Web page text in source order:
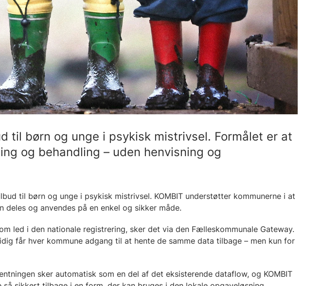
børn og unge i psykisk mistrivsel. Formålet er at
og behandling – uden henvisning og
til børn og unge i psykisk mistrivsel. KOMBIT understøtter kommunerne i at
og anvendes på en enkel og sikker måde.
led i den nationale registrering, sker det via den Fælleskommunale Gateway.
får hver kommune adgang til at hente de samme data tilbage – men kun for
sker automatisk som en del af det eksisterende dataflow, og KOMBIT